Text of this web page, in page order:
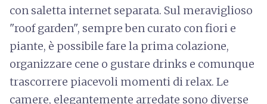
con saletta internet separata. Sul meraviglioso
"roof garden", sempre ben curato con fiori e
piante, è possibile fare la prima colazione,
organizzare cene o gustare drinks e comunque
trascorrere piacevoli momenti di relax. Le
camere, elegantemente arredate sono diverse